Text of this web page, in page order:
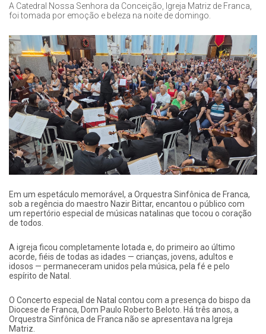
A Catedral Nossa Senhora da Conceição, Igreja Matriz de Franca,
foi tomada por emoção e beleza na noite de domingo.
Em um espetáculo memorável, a Orquestra Sinfônica de Franca,
sob a regência do maestro Nazir Bittar, encantou o público com
um repertório especial de músicas natalinas que tocou o coração
de todos.
A igreja ficou completamente lotada e, do primeiro ao último
acorde, fiéis de todas as idades — crianças, jovens, adultos e
idosos — permaneceram unidos pela música, pela fé e pelo
espírito de Natal.
O Concerto especial de Natal contou com a presença do bispo da
Diocese de Franca, Dom Paulo Roberto Beloto. Há três anos, a
Orquestra Sinfônica de Franca não se apresentava na Igreja
Matriz.